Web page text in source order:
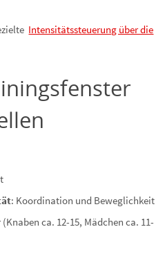
Intensitätssteuerung über die
: Koordination und Beweglichkeit
(Knaben ca. 12-15, Mädchen ca. 11-